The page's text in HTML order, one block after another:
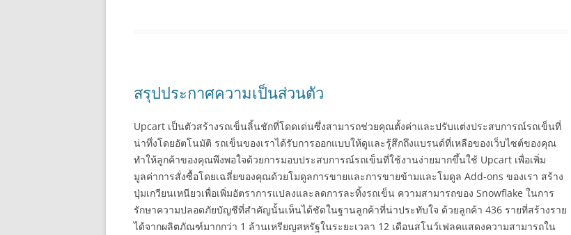
สรุปประกาศความเป็นส่วนตัว
Upcart เป็นตัวสร้างรถเข็นลิ้นชักที่โดดเด่นซึ่งสามารถช่วยคุณตั้งค่าและปรับแต่งประสบการณ์รถเข็นที่
น่าทึ่งโดยอัตโนมัติ รถเข็นของเราได้รับการออกแบบให้ดูและรู้สึกถึงแบรนด์ที่เหลือของเว็บไซต์ของคุณ
ทำให้ลูกค้าของคุณพึงพอใจด้วยการมอบประสบการณ์รถเข็นที่ใช้งานง่ายมากขึ้นใช้ Upcart เพื่อเพิ่ม
มูลค่าการสั่งซื้อโดยเฉลี่ยของคุณด้วยโมดูลการขายและการขายข้ามและโมดูล Add-ons ของเรา สร้าง
ปุ่มเกวียนเหนียวเพื่อเพิ่มอัตราการแปลงและลดการละทิ้งรถเข็น ความสามารถของ Snowflake ในการ
รักษาความปลอดภัยบัญชีที่สำคัญนั้นเห็นได้ชัดในฐานลูกค้าที่น่าประทับใจ ด้วยลูกค้า 436 รายที่สร้างราย
ได้จากผลิตภัณฑ์มากกว่า 1 ล้านเหรียญสหรัฐในระยะเวลา 12 เดือนสโนว์เฟลคแสดงความสามารถใน